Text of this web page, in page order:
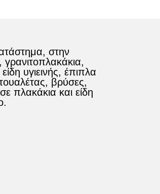
στην
υγιεινής, έπιπλα
βρύσες,
πλακάκια και είδη